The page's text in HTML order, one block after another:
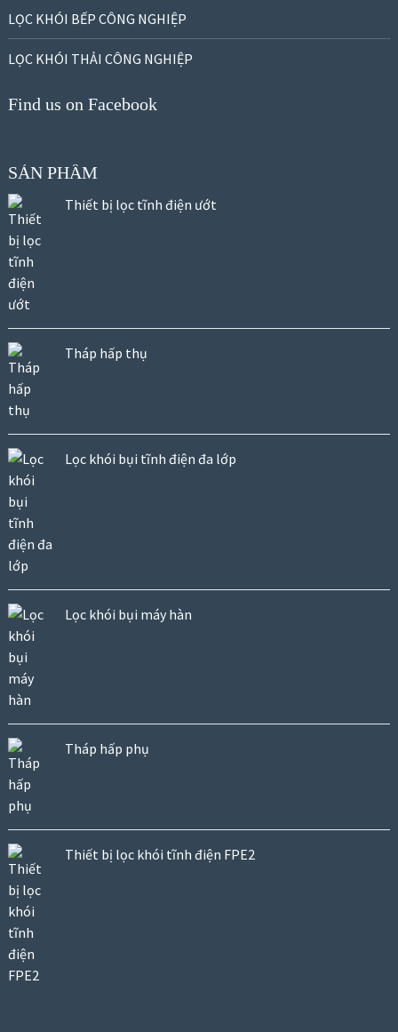
LỌC KHÓI BẾP CÔNG NGHIỆP
LỌC KHÓI THẢI CÔNG NGHIỆP
Find us on Facebook
SẢN PHẨM
Thiết bị lọc tĩnh điện ướt
Tháp hấp thụ
Lọc khói bụi tĩnh điện đa lớp
Lọc khói bụi máy hàn
Tháp hấp phụ
Thiết bị lọc khói tĩnh điện FPE2